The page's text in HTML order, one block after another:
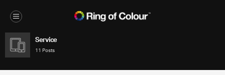
Service
11 Posts